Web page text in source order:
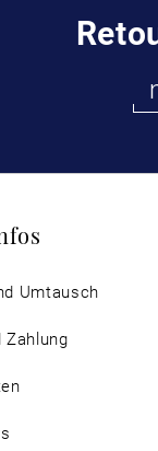
Umtausch
Zahlung